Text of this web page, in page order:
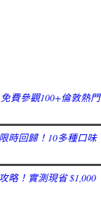
費參觀100+倫敦熱門
時回歸！10多種口味
略！實測現省 $1,000